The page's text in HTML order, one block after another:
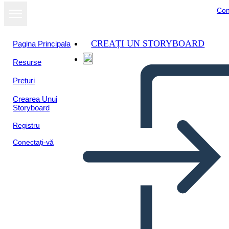
Pagina Principala
Resurse
Prețuri
Crearea Unui
Storyboard
Registru
Conectați-vă
CREAȚI UN STORYBOARD
Vizualizați ca
prezentare de